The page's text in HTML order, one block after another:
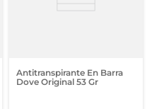
Antitranspirante En Barra
Dove Original 53 Gr